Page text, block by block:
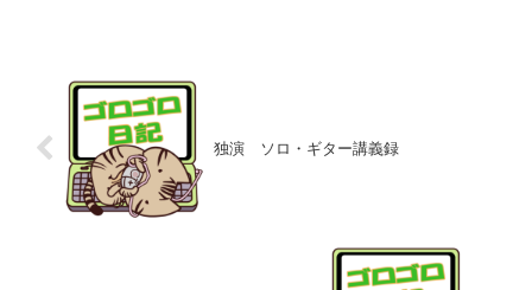
独演 ソロ・ギター講義録